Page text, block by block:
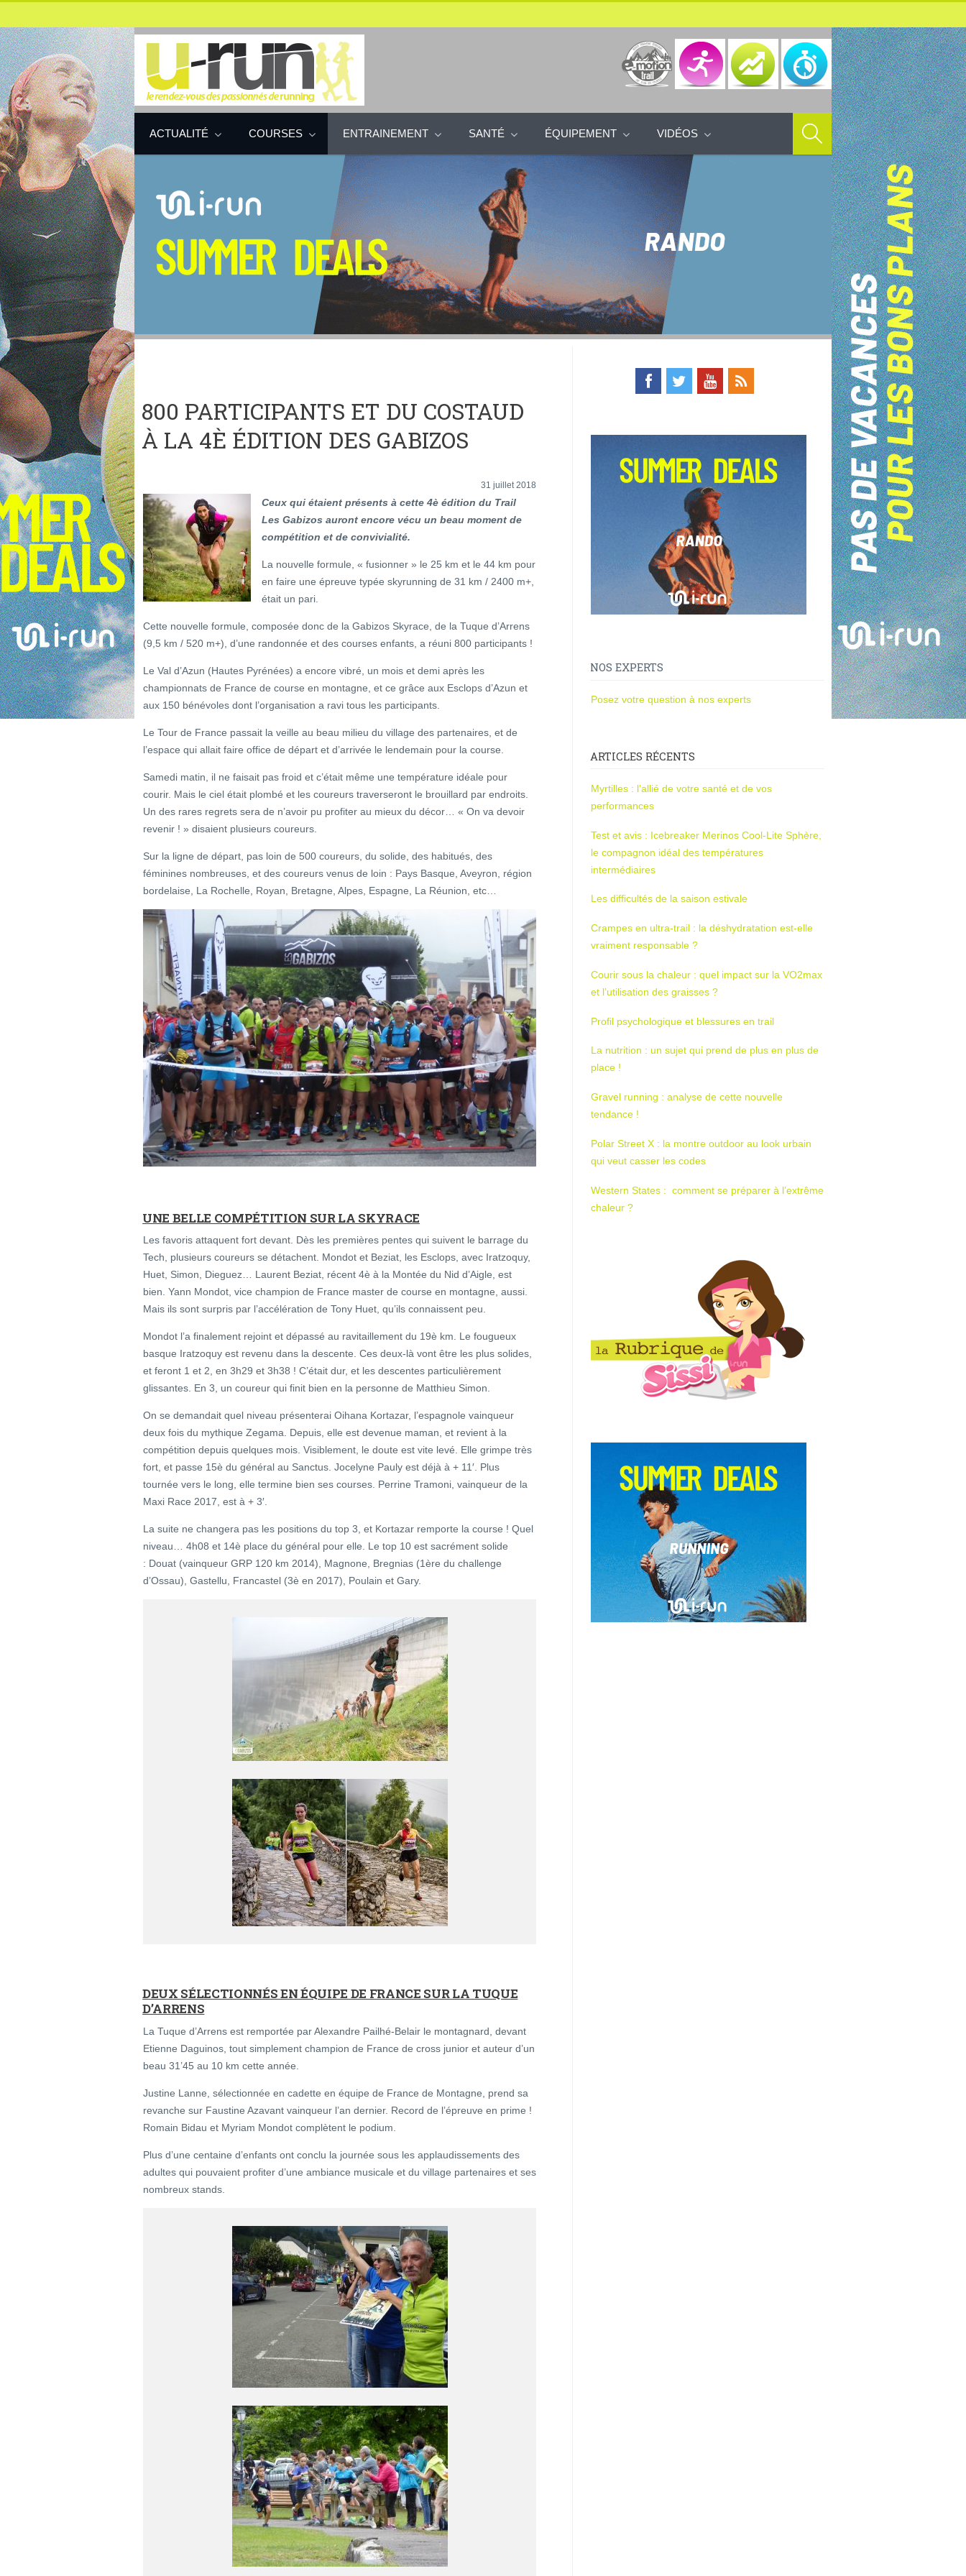
ACTUALITÉ COURSES ENTRAINEMENT SANTÉ ÉQUIPEMENT VIDÉOS
800 PARTICIPANTS ET DU COSTAUD
À LA 4È ÉDITION DES GABIZOS
31 juillet 2018
Ceux qui étaient présents à cette 4è édition du Trail
Les Gabizos auront encore vécu un beau moment de
compétition et de convivialité.
La nouvelle formule, « fusionner » le 25 km et le 44 km pour
en faire une épreuve typée skyrunning de 31 km / 2400 m+,
était un pari.
Cette nouvelle formule, composée donc de la Gabizos Skyrace, de la Tuque d’Arrens
(9,5 km / 520 m+), d’une randonnée et des courses enfants, a réuni 800 participants !
Le Val d’Azun (Hautes Pyrénées) a encore vibré, un mois et demi après les
championnats de France de course en montagne, et ce grâce aux Esclops d’Azun et
aux 150 bénévoles dont l’organisation a ravi tous les participants.
Le Tour de France passait la veille au beau milieu du village des partenaires, et de
l’espace qui allait faire office de départ et d’arrivée le lendemain pour la course.
Samedi matin, il ne faisait pas froid et c’était même une température idéale pour
courir. Mais le ciel était plombé et les coureurs traverseront le brouillard par endroits.
Un des rares regrets sera de n’avoir pu profiter au mieux du décor… « On va devoir
revenir ! » disaient plusieurs coureurs.
Sur la ligne de départ, pas loin de 500 coureurs, du solide, des habitués, des
féminines nombreuses, et des coureurs venus de loin : Pays Basque, Aveyron, région
bordelaise, La Rochelle, Royan, Bretagne, Alpes, Espagne, La Réunion, etc…
UNE BELLE COMPÉTITION SUR LA SKYRACE
Les favoris attaquent fort devant. Dès les premières pentes qui suivent le barrage du
Tech, plusieurs coureurs se détachent. Mondot et Beziat, les Esclops, avec Iratzoquy,
Huet, Simon, Dieguez… Laurent Beziat, récent 4è à la Montée du Nid d’Aigle, est
bien. Yann Mondot, vice champion de France master de course en montagne, aussi.
Mais ils sont surpris par l’accélération de Tony Huet, qu’ils connaissent peu.
Mondot l’a finalement rejoint et dépassé au ravitaillement du 19è km. Le fougueux
basque Iratzoquy est revenu dans la descente. Ces deux-là vont être les plus solides,
et feront 1 et 2, en 3h29 et 3h38 ! C’était dur, et les descentes particulièrement
glissantes. En 3, un coureur qui finit bien en la personne de Matthieu Simon.
On se demandait quel niveau présenterai Oihana Kortazar, l’espagnole vainqueur
deux fois du mythique Zegama. Depuis, elle est devenue maman, et revient à la
compétition depuis quelques mois. Visiblement, le doute est vite levé. Elle grimpe très
fort, et passe 15è du général au Sanctus. Jocelyne Pauly est déjà à + 11′. Plus
tournée vers le long, elle termine bien ses courses. Perrine Tramoni, vainqueur de la
Maxi Race 2017, est à + 3′.
La suite ne changera pas les positions du top 3, et Kortazar remporte la course ! Quel
niveau… 4h08 et 14è place du général pour elle. Le top 10 est sacrément solide
: Douat (vainqueur GRP 120 km 2014), Magnone, Bregnias (1ère du challenge
d’Ossau), Gastellu, Francastel (3è en 2017), Poulain et Gary.
DEUX SÉLECTIONNÉS EN ÉQUIPE DE FRANCE SUR LA TUQUE
D’ARRENS
La Tuque d’Arrens est remportée par Alexandre Pailhé-Belair le montagnard, devant
Etienne Daguinos, tout simplement champion de France de cross junior et auteur d’un
beau 31’45 au 10 km cette année.
Justine Lanne, sélectionnée en cadette en équipe de France de Montagne, prend sa
revanche sur Faustine Azavant vainqueur l’an dernier. Record de l’épreuve en prime !
Romain Bidau et Myriam Mondot complètent le podium.
Plus d’une centaine d’enfants ont conclu la journée sous les applaudissements des
adultes qui pouvaient profiter d’une ambiance musicale et du village partenaires et ses
nombreux stands.
NOS EXPERTS
Posez votre question à nos experts
ARTICLES RÉCENTS
Myrtilles : l’allié de votre santé et de vos
performances
Test et avis : Icebreaker Merinos Cool-Lite Sphère,
le compagnon idéal des températures
intermédiaires
Les difficultés de la saison estivale
Crampes en ultra-trail : la déshydratation est-elle
vraiment responsable ?
Courir sous la chaleur : quel impact sur la VO2max
et l’utilisation des graisses ?
Profil psychologique et blessures en trail
La nutrition : un sujet qui prend de plus en plus de
place !
Gravel running : analyse de cette nouvelle
tendance !
Polar Street X : la montre outdoor au look urbain
qui veut casser les codes
Western States : comment se préparer à l’extrême
chaleur ?